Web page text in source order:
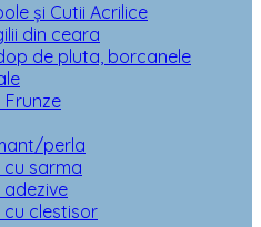
și Cutii Acrilice
din ceara
de pluta, borcanele
perla
sarma
clestisor